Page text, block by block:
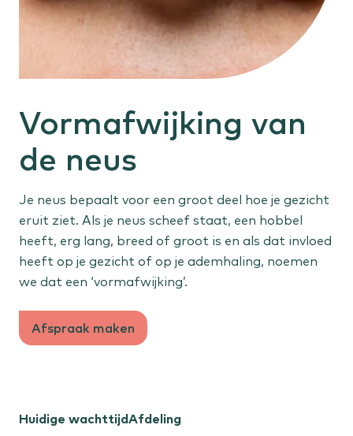
Oorontsteking
Buik, bekken en anus
Vergrote prostaat
Huid en vaten
Verdachte plekjes
Spataderen
Vetbult
Knieletsel
Menstruatieklachten
Vormafwijking van
de neus
Je neus bepaalt voor een groot deel hoe je gezicht
eruit ziet. Als je neus scheef staat, een hobbel
heeft, erg lang, breed of groot is en als dat invloed
heeft op je gezicht of op je ademhaling, noemen
we dat een ‘vormafwijking’.
Afspraak maken
Huidige wachttijdAfdeling